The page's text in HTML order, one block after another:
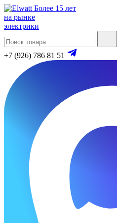
Более 15 лет
на рынке
электрики
+7 (926) 786 81 51